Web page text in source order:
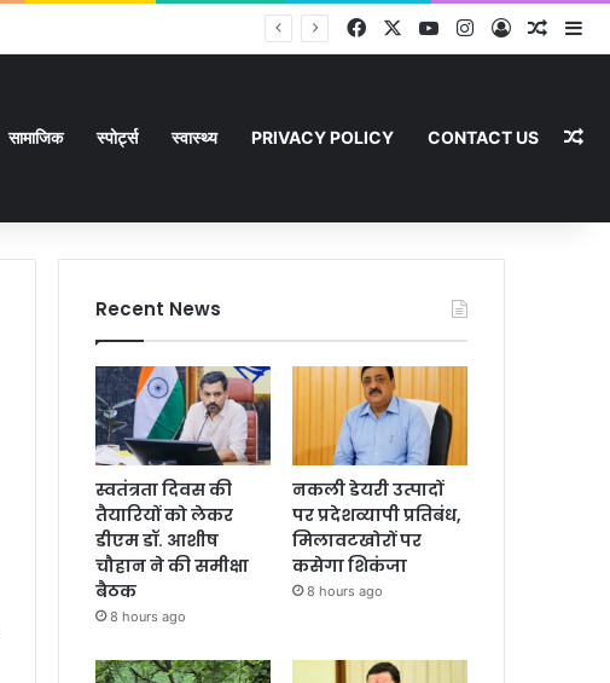
FacebookYouTubeInstagram
Log In
सामाजिक स्पोर्ट्स स्वास्थ्य PRIVACY POLICY CONTACT US
Recent News
स्वतंत्रता दिवस की
तैयारियों को लेकर
डीएम डॉ. आशीष
चौहान ने की समीक्षा
बैठक
8 hours ago
नकली डेयरी उत्पादों
पर प्रदेशव्यापी प्रतिबंध,
मिलावटखोरों पर
कसेगा शिकंजा
8 hours ago